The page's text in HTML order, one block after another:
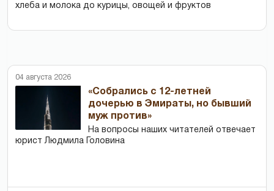
хлеба и молока до курицы, овощей и фруктов
04 августа 2026
«Собрались с 12-летней
дочерью в Эмираты, но бывший
муж против»
На вопросы наших читателей отвечает
юрист Людмила Головина